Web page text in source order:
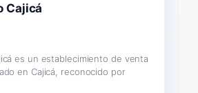
Cajicá
es un establecimiento de venta
en Cajicá, reconocido por